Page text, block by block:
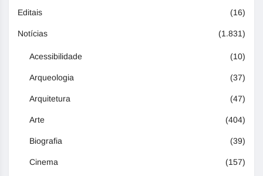
Editais (16)
Notícias (1.831)
Acessibilidade (10)
Arqueologia (37)
Arquitetura (47)
Arte (404)
Biografia (39)
Cinema (157)